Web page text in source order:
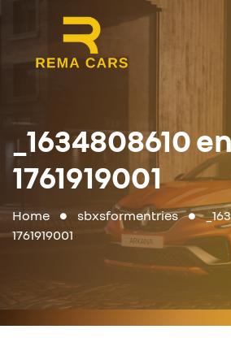
_1634808610
1761919001
Home sbxsformentries
1761919001